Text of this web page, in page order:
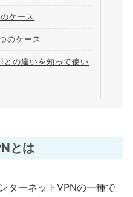
ケース
のケース
の違いを知って使い
とは
ターネットVPNの一種で